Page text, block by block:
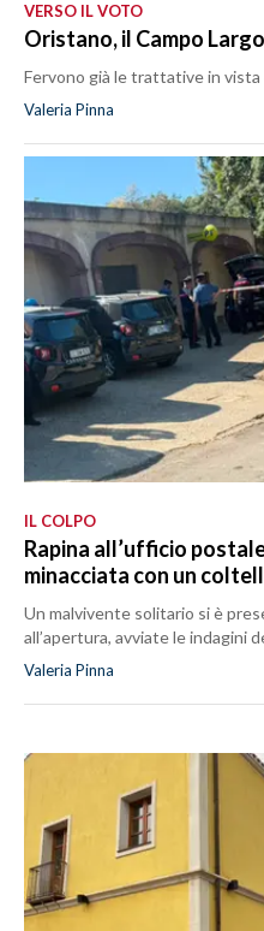
VERSO IL VOTO
Oristano, il Campo
Fervono già le trattative in
Valeria Pinna
IL COLPO
Rapina all’ufficio
minacciata con un
Un malvivente solitario si è
all’apertura, avviate le indagini
Valeria Pinna